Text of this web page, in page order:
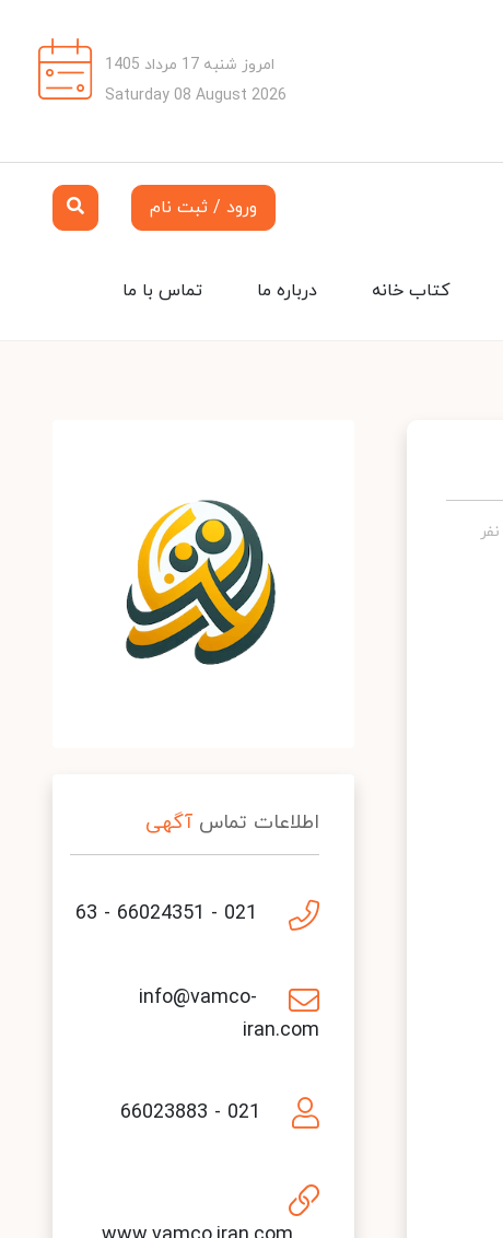
امروز شنبه 17 مرداد 1405
Saturday 08 August 2026
ورود / ثبت نام
تماس با ما درباره ما کتاب خانه
اطلاعات تماس آگهی
021 - 66024351 - 63
info@vamco-
iran.com
021 - 66023883